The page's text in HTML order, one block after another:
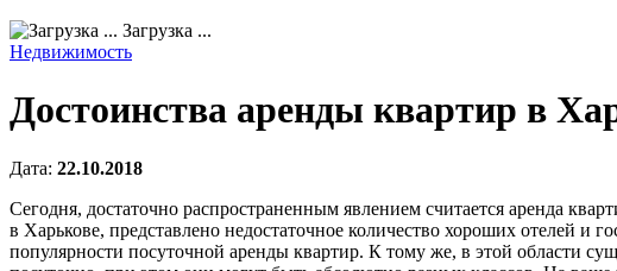
Загрузка ...
Недвижимость
Достоинства аренды квартир в
Дата: 22.10.2018
Сегодня, достаточно распространенным явлением считается аренда
в Харькове, представлено недостаточное количество хороших отелей
популярности посуточной аренды квартир. К тому же, в этой области